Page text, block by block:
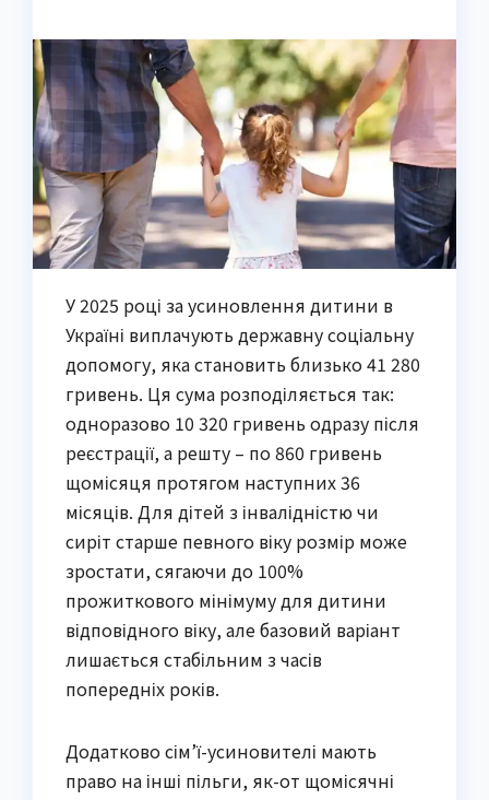
У 2025 році за усиновлення дитини в
Україні виплачують державну соціальну
допомогу, яка становить близько 41 280
гривень. Ця сума розподіляється так:
одноразово 10 320 гривень одразу після
реєстрації, а решту – по 860 гривень
щомісяця протягом наступних 36
місяців. Для дітей з інвалідністю чи
сиріт старше певного віку розмір може
зростати, сягаючи до 100%
прожиткового мінімуму для дитини
відповідного віку, але базовий варіант
лишається стабільним з часів
попередніх років.
Додатково сім’ї-усиновителі мають
право на інші пільги, як-от щомісячні